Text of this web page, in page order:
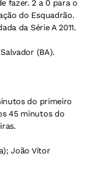
fazer. 2 a 0 para o
do Esquadrão.
da Série A 2011.
(BA).
do primeiro
45 minutos do
João Vítor